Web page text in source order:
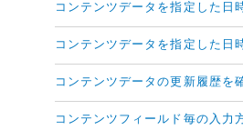
コンテンツデータを指定した日
コンテンツデータを指定した日
コンテンツデータの更新履歴を
コンテンツフィールド毎の入力